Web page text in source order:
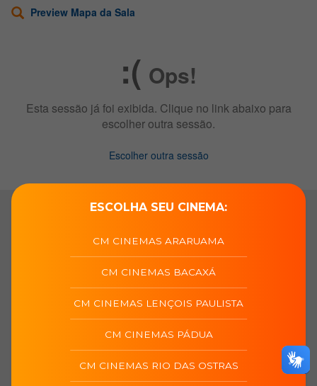
ESCOLHA SEU CINEMA:
CM CINEMAS ARARUAMA
CM CINEMAS BACAXÁ
CM CINEMAS LENÇOIS PAULISTA
CM CINEMAS PÁDUA
CM CINEMAS RIO DAS OSTRAS